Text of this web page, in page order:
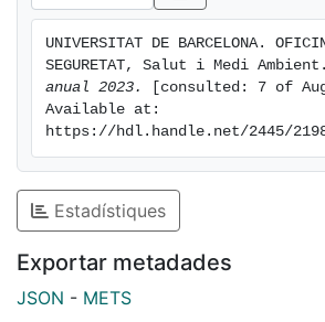
UNIVERSITAT DE BARCELONA.
SEGURETAT, Salut i Medi
anual 2023.
[consulted: 7 of
Available at:
https://hdl.handle.net/2445/
Estadístiques
Exportar metadades
JSON - METS